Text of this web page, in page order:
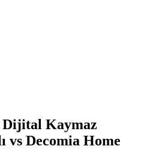
Dijital Kaymaz
vs Decomia Home